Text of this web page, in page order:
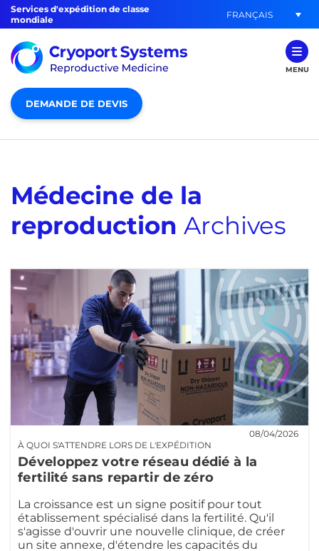
Services d'expédition de classe
mondiale
FRANÇAIS
MENU
DEMANDE DE DEVIS
Médecine de la
reproduction Archives
À QUOI S'ATTENDRE LORS DE L'EXPÉDITION
08/04/2026
Développez votre réseau dédié à la
fertilité sans repartir de zéro
La croissance est un signe positif pour tout
établissement spécialisé dans la fertilité. Qu'il
s'agisse d'ouvrir une nouvelle clinique, de créer
un site annexe, d'étendre les capacités du